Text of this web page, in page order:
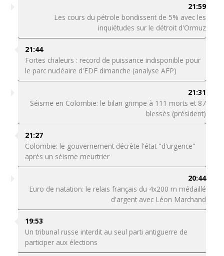
21:59
Les cours du pétrole bondissent de 5% avec les
inquiétudes sur le détroit d'Ormuz
21:44
Fortes chaleurs : record de puissance indisponible pour
le parc nucléaire d'EDF dimanche (analyse AFP)
21:31
Séisme en Colombie: le bilan grimpe à 111 morts et 87
blessés (président)
21:27
Colombie: le gouvernement décrète l'état "d'urgence"
après un séisme meurtrier
20:44
Euro de natation: le relais français du 4x200 m médaillé
d'argent avec Léon Marchand
19:53
Un tribunal russe interdit au seul parti antiguerre de
participer aux élections